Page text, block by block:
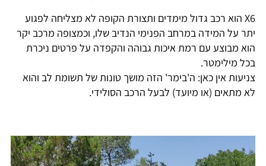
X6 הוא רכב גדול מימדים ותצורת הקופה לא מצליחה לפגוע
יתר על המידה במרחב הפנימי הנדיב שלו, וכמצופה מרכב יקר
הוא מבוצע עם רמת איכות גבוהה והקפדה על פרטים ניכרת
בכל מילימטר.
צניעות אין כאן: ה'בימר' הזה מושך טונות של תשומת לב והוא
לא מתאים (או מיועד) לבעל הרכב הסולידי.